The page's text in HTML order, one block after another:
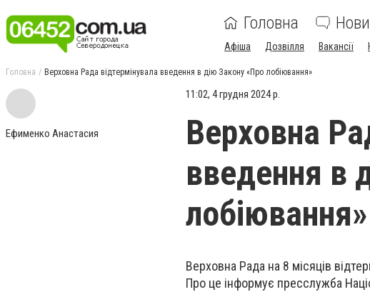
Головна
Афіша Дозвілля Вакансії
Головна Верховна Рада відтермінувала введення в дію Закону «Про лобіювання»
Ефименко Анастасия
11:02, 4 грудня 2024 р.
Верховна
введення в
лобіювання»
Верховна Рада на 8 місяців
Про це інформує пресслужба